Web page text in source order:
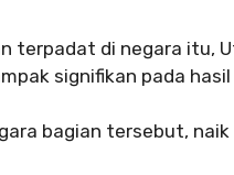
terpadat di negara itu,
signifikan pada
bagian tersebut, naik